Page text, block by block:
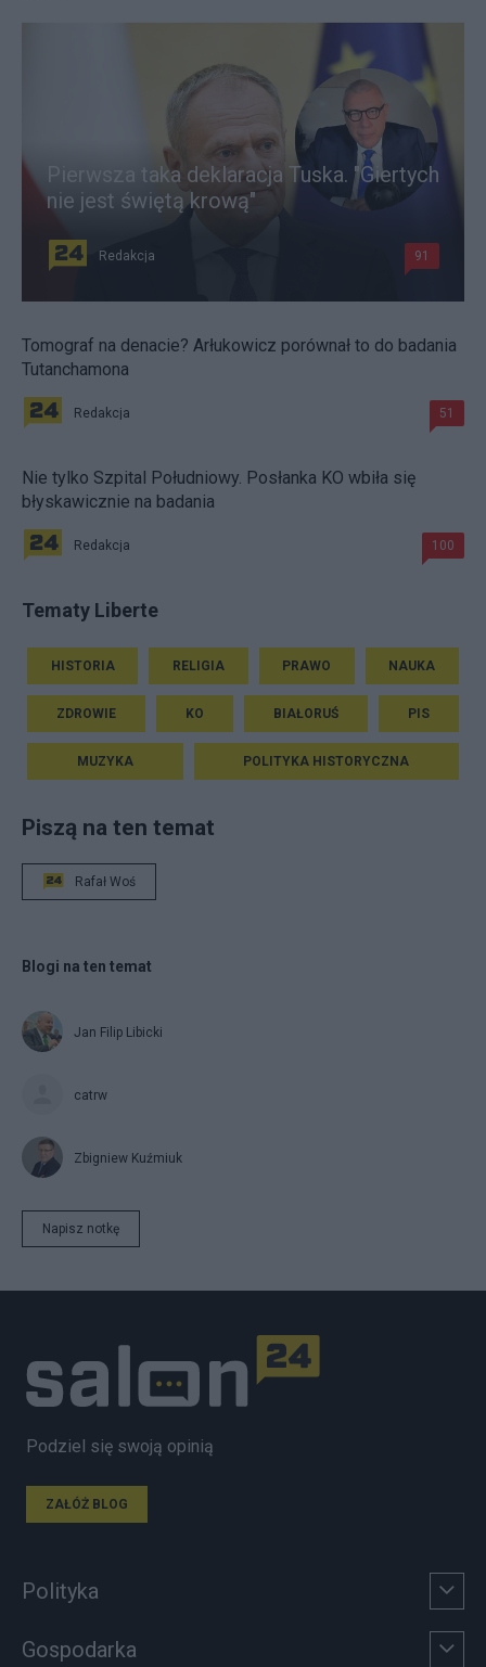
Pierwsza taka deklaracja Tuska. "Giertych
nie jest świętą krową"
Redakcja 91
Tomograf na denacie? Arłukowicz porównał to do badania
Tutanchamona
Redakcja 51
Nie tylko Szpital Południowy. Posłanka KO wbiła się
błyskawicznie na badania
Redakcja 100
Tematy Liberte
HISTORIA RELIGIA PRAWO NAUKA
ZDROWIE KO BIAŁORUŚ PIS
MUZYKA POLITYKA HISTORYCZNA
Piszą na ten temat
Rafał Woś
Blogi na ten temat
Jan Filip Libicki
catrw
Zbigniew Kuźmiuk
Napisz notkę
Podziel się swoją opinią
ZAŁÓŻ BLOG
Polityka
Gospodarka